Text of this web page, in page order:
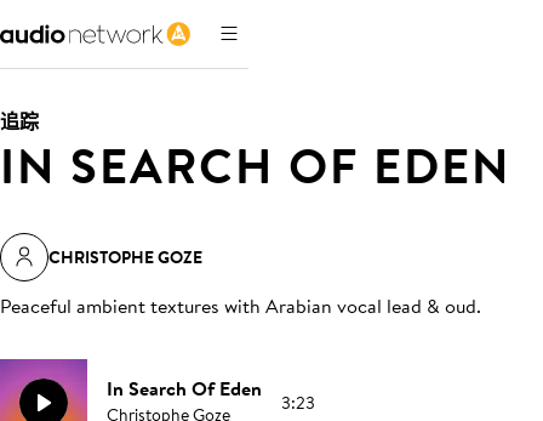
追踪
IN SEARCH OF EDEN
CHRISTOPHE GOZE
Peaceful ambient textures with Arabian vocal lead & oud.
In Search Of Eden
Christophe Goze 3:23